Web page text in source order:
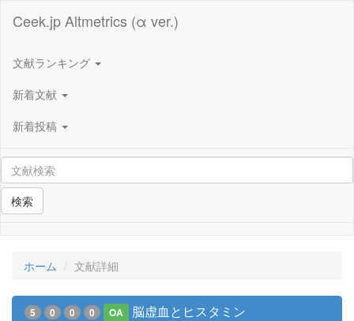
Ceek.jp Altmetrics (α ver.)
文献ランキング
新着文献
新着投稿
検索
ホーム 文献詳細
5 0 0 0 OA 脳虚血とヒスタミン